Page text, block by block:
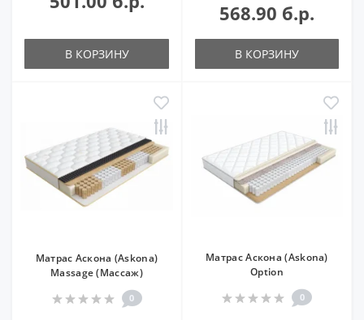
В КОРЗИНУ
568.90 б.р.
В КОРЗИНУ
Матрас Аскона (Askona)
Massage (Массаж)
0
Матрас Аскона (Askona)
Option
0